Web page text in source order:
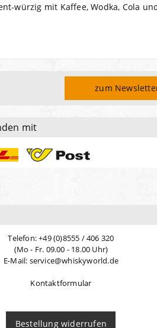
würzig mit Kaffee, Wodka, Cola
zum
mit
Telefon: +49 (0)8555 / 406 320
(Mo - Fr. 09.00 - 18.00 Uhr)
E-Mail: service@whiskyworld.de
Kontaktformular
Bestellung widerrufen